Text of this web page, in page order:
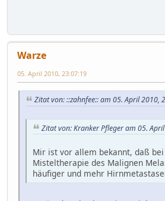
Warze
05. April 2010, 23:07:19
Zitat von: ::zahnfee:: am 05. April 2010,
Zitat von: Kranker Pfleger am 05.
Mir ist vor allem bekannt, daß
Misteltherapie des Malignen
häufiger und mehr